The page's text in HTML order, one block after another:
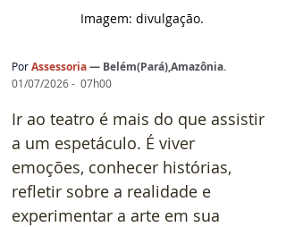
Imagem: divulgação.
Por Assessoria — Belém(Pará),Amazônia.
01/07/2026 -  07h00
Ir ao teatro é mais do que assistir
a um espetáculo. É viver
emoções, conhecer histórias,
refletir sobre a realidade e
experimentar a arte em sua